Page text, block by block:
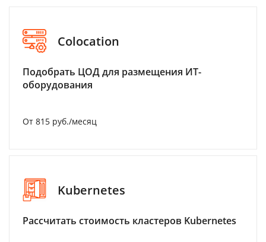
Colocation
Подобрать ЦОД для размещения ИТ-
оборудования
От 815 руб./месяц
Kubernetes
Рассчитать стоимость кластеров Kubernetes